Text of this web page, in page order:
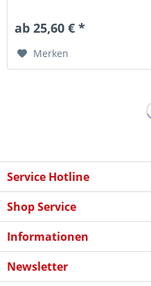
ab 25,60 € *
Merken
Service Hotline
Shop Service
Informationen
Newsletter